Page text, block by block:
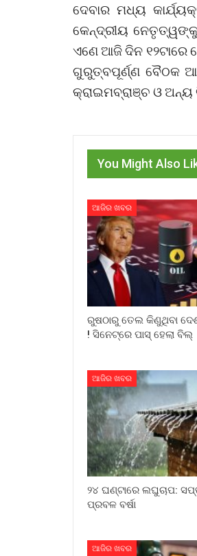
ଦେବାର ମଧ୍ୟ
କେନ୍ଦ୍ରୀୟ
ଏଣେ ଆଜି ଦିନ ୧୨ଟାରେ
ଗୁରୁତ୍ବପୂର୍ଣ୍ଣ ବୈଠକ
କ୍ରାଇମବ୍ରାଞ୍ଚ ଓ ଅନ୍ୟ
You Might Also
ଆଜିର ଖବର
ରୁଷଠାରୁ ତେଲ କିଣୁଥିବା
! ସିନେଟ୍‌ରେ ପାସ୍ ହେଲା ବିଲ୍
ଆଜିର ଖବର
୨୪ ଘଣ୍ଟାରେ ଲଘୁଚାପ:
ପ୍ରବଳ ବର୍ଷା
ଆଜିର ଖବର